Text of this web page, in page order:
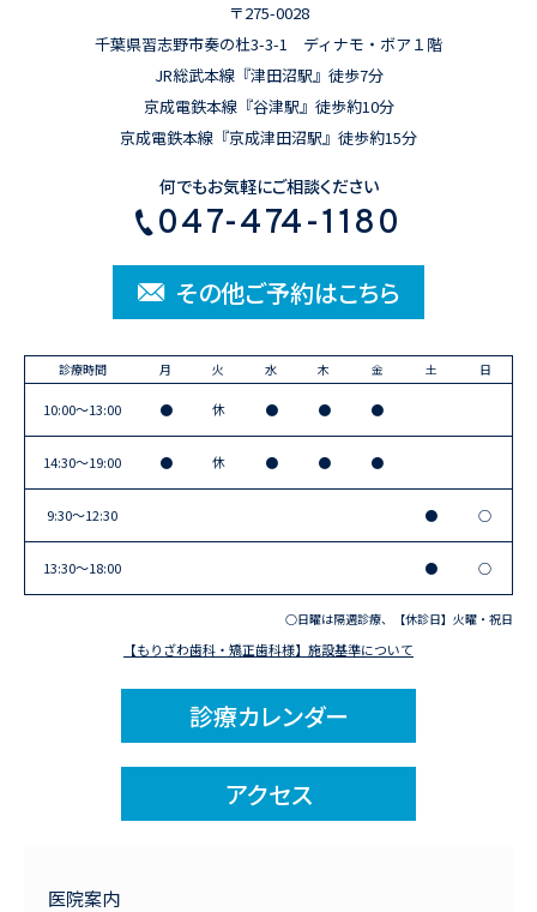
〒275-0028
千葉県習志野市奏の杜3-3-1 ディナモ・ボア１階
JR総武本線『津田沼駅』徒歩7分
京成電鉄本線『谷津駅』徒歩約10分
京成電鉄本線『京成津田沼駅』徒歩約15分
何でもお気軽にご相談ください
047-474-1180
その他ご予約はこちら
診療時間 月 火 水 木 金 土 日
10:00〜13:00 ● 休 ● ● ●
14:30〜19:00 ● 休 ● ● ●
9:30〜12:30 ● ○
13:30〜18:00 ● ○
○日曜は隔週診療、【休診日】火曜・祝日
【もりざわ歯科・矯正歯科様】施設基準について
診療カレンダー
アクセス
医院案内